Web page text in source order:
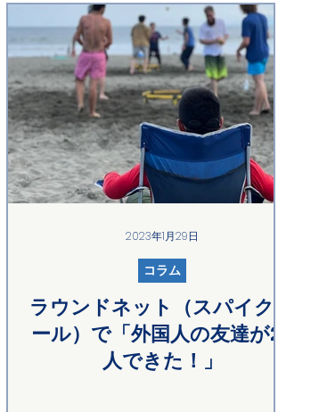
ラウンドネット（スパイクボ
ール）で「外国人の友達が20
人できた！」
コラム
2023年1月29日